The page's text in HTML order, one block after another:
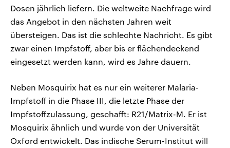
Dosen jährlich liefern. Die weltweite Nachfrage wird
das Angebot in den nächsten Jahren weit
übersteigen. Das ist die schlechte Nachricht. Es gibt
zwar einen Impfstoff, aber bis er flächendeckend
eingesetzt werden kann, wird es Jahre dauern.
Neben Mosquirix hat es nur ein weiterer Malaria-
Impfstoff in die Phase III, die letzte Phase der
Impfstoffzulassung, geschafft: R21/Matrix-M. Er ist
Mosquirix ähnlich und wurde von der Universität
Oxford entwickelt. Das indische Serum-Institut will